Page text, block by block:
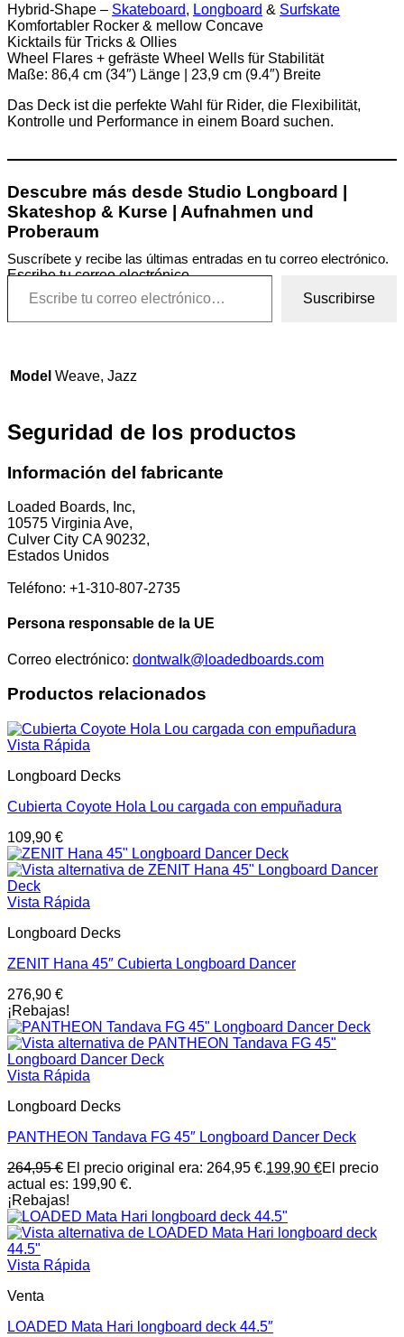
Hybrid-Shape – Skateboard, Longboard & Surfskate
Komfortabler Rocker & mellow Concave
Kicktails für Tricks & Ollies
Wheel Flares + gefräste Wheel Wells für Stabilität
Maße: 86,4 cm (34″) Länge | 23,9 cm (9.4″) Breite
Das Deck ist die perfekte Wahl für Rider, die Flexibilität,
Kontrolle und Performance in einem Board suchen.
Descubre más desde Studio Longboard |
Skateshop & Kurse | Aufnahmen und
Proberaum
Suscríbete y recibe las últimas entradas en tu correo electrónico.
Escribe tu correo electrónico…
Suscribirse
Model Weave, Jazz
Seguridad de los productos
Información del fabricante
Loaded Boards, Inc,
10575 Virginia Ave,
Culver City CA 90232,
Estados Unidos
Teléfono: +1-310-807-2735
Persona responsable de la UE
Correo electrónico: dontwalk@loadedboards.com
Productos relacionados
Vista Rápida
Longboard Decks
Cubierta Coyote Hola Lou cargada con empuñadura
109,90 €
Vista Rápida
Longboard Decks
ZENIT Hana 45″ Cubierta Longboard Dancer
276,90 €
¡Rebajas!
Vista Rápida
Longboard Decks
PANTHEON Tandava FG 45″ Longboard Dancer Deck
264,95€ El precio original era: 264,95 €.199,90 €El precio
actual es: 199,90 €.
¡Rebajas!
Vista Rápida
Venta
LOADED Mata Hari longboard deck 44.5″